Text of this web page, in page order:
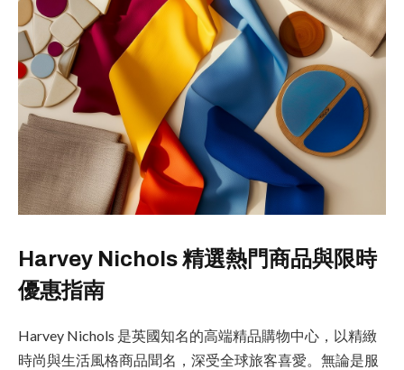
Harvey Nichols 精選熱門商品與限時
優惠指南
Harvey Nichols 是英國知名的高端精品購物中心，以精緻
時尚與生活風格商品聞名，深受全球旅客喜愛。無論是服